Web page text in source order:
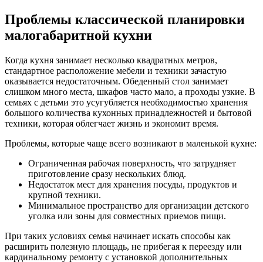
Проблемы классической планировки
малогабаритной кухни
Когда кухня занимает несколько квадратных метров,
стандартное расположение мебели и техники зачастую
оказывается недостаточным. Обеденный стол занимает
слишком много места, шкафов часто мало, а проходы узкие. В
семьях с детьми это усугубляется необходимостью хранения
большого количества кухонных принадлежностей и бытовой
техники, которая облегчает жизнь и экономит время.
Проблемы, которые чаще всего возникают в маленькой кухне:
Ограниченная рабочая поверхность, что затрудняет
приготовление сразу нескольких блюд.
Недостаток мест для хранения посуды, продуктов и
крупной техники.
Минимальное пространство для организации детского
уголка или зоны для совместных приемов пищи.
При таких условиях семья начинает искать способы как
расширить полезную площадь, не прибегая к переезду или
кардинальному ремонту с установкой дополнительных